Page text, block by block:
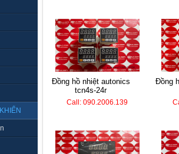
đồng hồ nhiệt autonics
tcn4s-24r
Call: 090.2006.139
đồng hồ nhiệt hanyoung